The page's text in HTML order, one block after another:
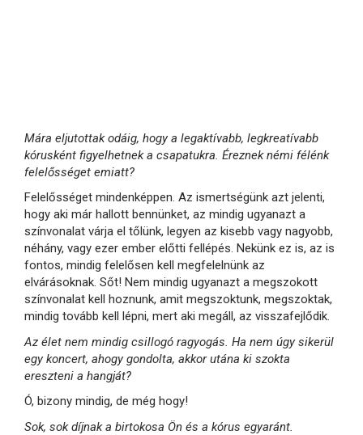
Mára eljutottak odáig, hogy a legaktívabb, legkreatívabb
kórusként figyelhetnek a csapatukra. Éreznek némi félénk
felelősséget emiatt?
Felelősséget mindenképpen. Az ismertségünk azt jelenti,
hogy aki már hallott bennünket, az mindig ugyanazt a
színvonalat várja el tőlünk, legyen az kisebb vagy nagyobb,
néhány, vagy ezer ember előtti fellépés. Nekünk ez is, az is
fontos, mindig felelősen kell megfelelnünk az
elvárásoknak. Sőt! Nem mindig ugyanazt a megszokott
színvonalat kell hoznunk, amit megszoktunk, megszoktak,
mindig tovább kell lépni, mert aki megáll, az visszafejlődik.
Az élet nem mindig csillogó ragyogás. Ha nem úgy sikerül
egy koncert, ahogy gondolta, akkor utána ki szokta
ereszteni a hangját?
Ó, bizony mindig, de még hogy!
Sok, sok díjnak a birtokosa Ön és a kórus egyaránt.